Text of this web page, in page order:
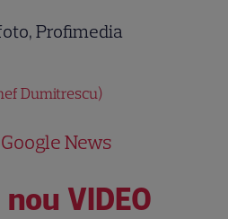
Profimedia
Dumitrescu)
Google News
VIDEO